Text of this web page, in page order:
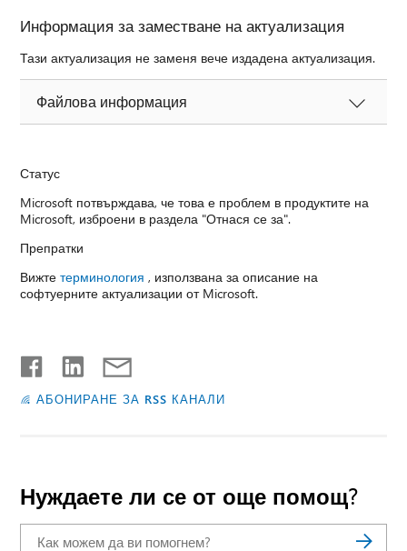
Информация за заместване на актуализация
Тази актуализация не заменя вече издадена актуализация.
Файлова информация
Статус
Microsoft потвърждава, че това е проблем в продуктите на
Microsoft, изброени в раздела "Отнася се за".
Препратки
Вижтетерминология , използвана за описание на
софтуерните актуализации от Microsoft.
АБОНИРАНЕ ЗА RSS КАНАЛИ
Нуждаете ли се от още помощ?